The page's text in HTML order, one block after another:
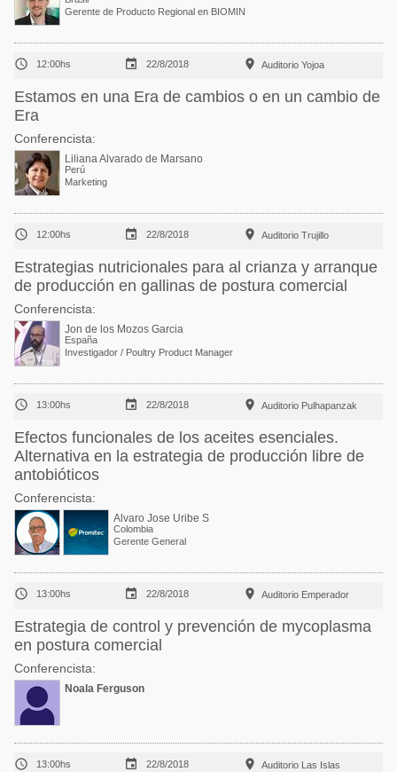
Gerente de Producto Regional en BIOMIN
 12:00hs  22/8/2018  Auditorio Yojoa
Estamos en una Era de cambios o en un cambio de
Era
Conferencista:
Liliana Alvarado de Marsano
Perú
Marketing
 12:00hs  22/8/2018  Auditorio Trujillo
Estrategias nutricionales para al crianza y arranque
de producción en gallinas de postura comercial
Conferencista:
Jon de los Mozos Garcia
España
Investigador / Poultry Product Manager
 13:00hs  22/8/2018  Auditorio Pulhapanzak
Efectos funcionales de los aceites esenciales.
Alternativa en la estrategia de producción libre de
antobióticos
Conferencista:
Alvaro Jose Uribe S
Colombia
Gerente General
 13:00hs  22/8/2018  Auditorio Emperador
Estrategia de control y prevención de mycoplasma
en postura comercial
Conferencista:
Noala Ferguson
 13:00hs  22/8/2018  Auditorio Las Islas